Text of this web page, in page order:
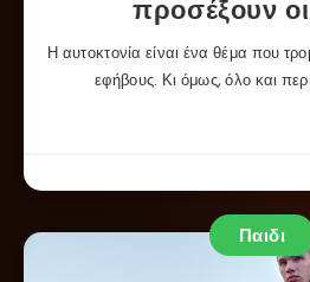
προσέξουν οι
Η αυτοκτονία είναι ένα θέμα που
εφήβους. Κι όμως, όλο και
Παιδι